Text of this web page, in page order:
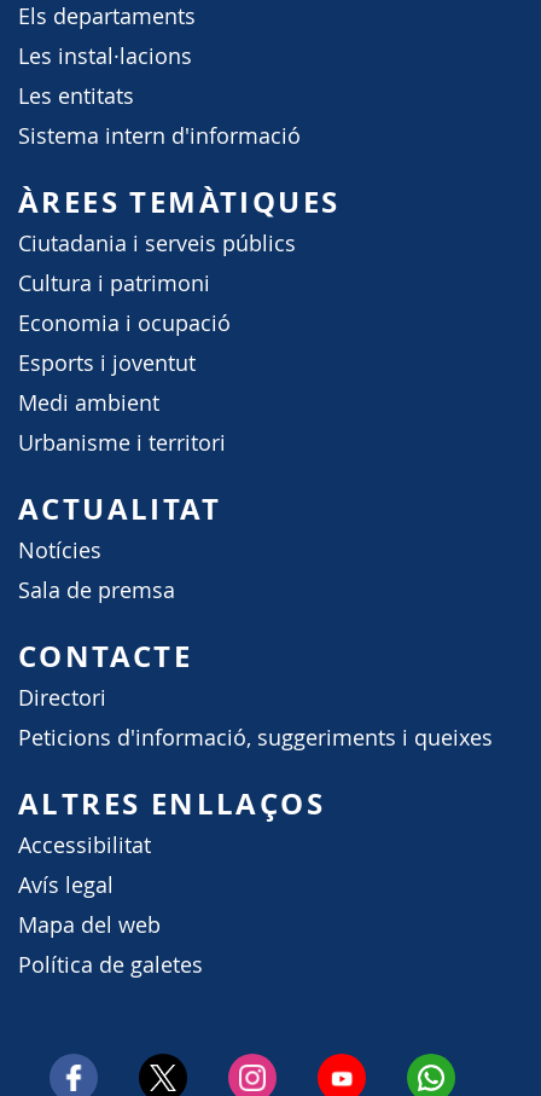
Els departaments
Les instal·lacions
Les entitats
Sistema intern d'informació
ÀREES TEMÀTIQUES
Ciutadania i serveis públics
Cultura i patrimoni
Economia i ocupació
Esports i joventut
Medi ambient
Urbanisme i territori
ACTUALITAT
Notícies
Sala de premsa
CONTACTE
Directori
Peticions d'informació, suggeriments i queixes
ALTRES ENLLAÇOS
Accessibilitat
Avís legal
Mapa del web
Política de galetes